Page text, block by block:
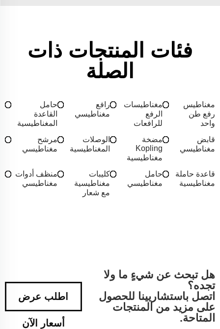
فئات المنتجات ذات
الصلة
مغناطيس
رفع طن
واحد
مغناطيسات
الرفع
للرافعات
رافع
مغناطيسي
حامل
القاعدة
المغناطيسية
قابض
مغناطيسي
مضخة
Kopling
مغناطيسية
الوصلات
المغناطيسية
مرشح
مغناطيسي
قاعدة حاملة
مغناطيسية
حامل
مغناطيسي
كليبات
مغناطيسية
مع شعار
منظف أدوات
مغناطيسي
هل تبحث عن شيءٍ ما ولا
تجده؟
اتصل باستشاريينا للحصول
على مزيد من المنتجات
المتاحة.
اطلب عرض
أسعار الآن